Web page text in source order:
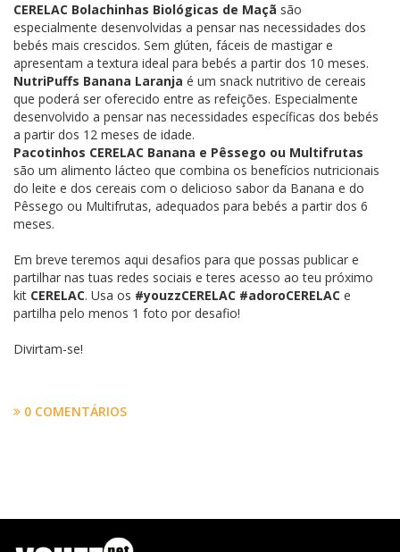
CERELAC Bolachinhas Biológicas de Maçã são
especialmente desenvolvidas a pensar nas necessidades dos
bebés mais crescidos. Sem glúten, fáceis de mastigar e
apresentam a textura ideal para bebés a partir dos 10 meses.
NutriPuffs Banana Laranja é um snack nutritivo de cereais
que poderá ser oferecido entre as refeições. Especialmente
desenvolvido a pensar nas necessidades específicas dos bebés
a partir dos 12 meses de idade.
Pacotinhos CERELAC Banana e Pêssego ou Multifrutas
são um alimento lácteo que combina os benefícios nutricionais
do leite e dos cereais com o delicioso sabor da Banana e do
Pêssego ou Multifrutas, adequados para bebés a partir dos 6
meses.
Em breve teremos aqui desafios para que possas publicar e
partilhar nas tuas redes sociais e teres acesso ao teu próximo
kit CERELAC. Usa os #youzzCERELAC #adoroCERELAC e
partilha pelo menos 1 foto por desafio!
Divirtam-se!
0 COMENTÁRIOS